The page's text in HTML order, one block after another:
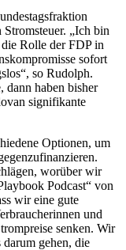
„Ich bin
Rolle der FDP in
sofort
so Rudolph.
dann haben bisher
signifikante
Optionen, um
worüber wir
Podcast“ von
wir eine gute
und
senken. Wir
gehen, die